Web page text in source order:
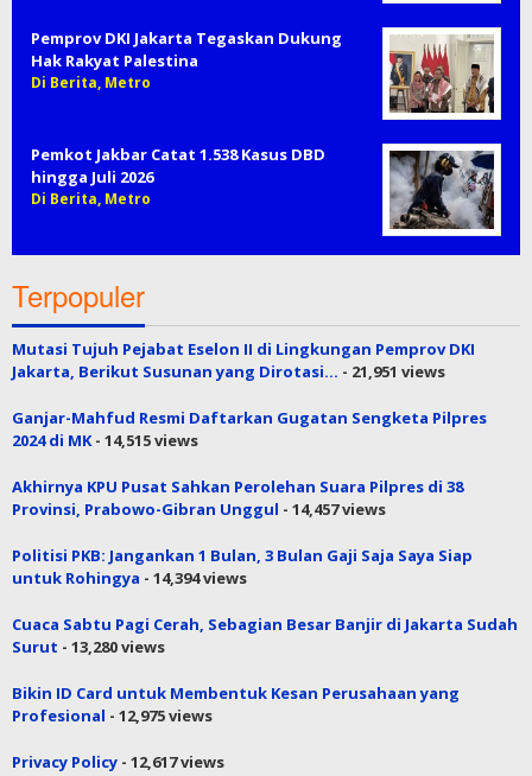
Pemprov DKI Jakarta Tegaskan Dukung
Hak Rakyat Palestina
Di Berita, Metro
Pemkot Jakbar Catat 1.538 Kasus DBD
hingga Juli 2026
Di Berita, Metro
Terpopuler
Mutasi Tujuh Pejabat Eselon II di Lingkungan Pemprov DKI
Jakarta, Berikut Susunan yang Dirotasi… - 21,951 views
Ganjar-Mahfud Resmi Daftarkan Gugatan Sengketa Pilpres
2024 di MK- 14,515 views
Akhirnya KPU Pusat Sahkan Perolehan Suara Pilpres di 38
Provinsi, Prabowo-Gibran Unggul - 14,457 views
Politisi PKB: Jangankan 1 Bulan, 3 Bulan Gaji Saja Saya Siap
untuk Rohingya - 14,394 views
Cuaca Sabtu Pagi Cerah, Sebagian Besar Banjir di Jakarta Sudah
Surut - 13,280 views
Bikin ID Card untuk Membentuk Kesan Perusahaan yang
Profesional - 12,975 views
Privacy Policy - 12,617 views